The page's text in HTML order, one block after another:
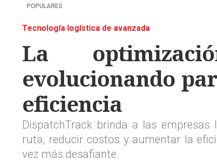
POPULARES
Tecnología logística de avanzada
La
evolucionando
eficiencia
DispatchTrack brinda a las
ruta, reducir costos y aumentar la
vez más desafiante.